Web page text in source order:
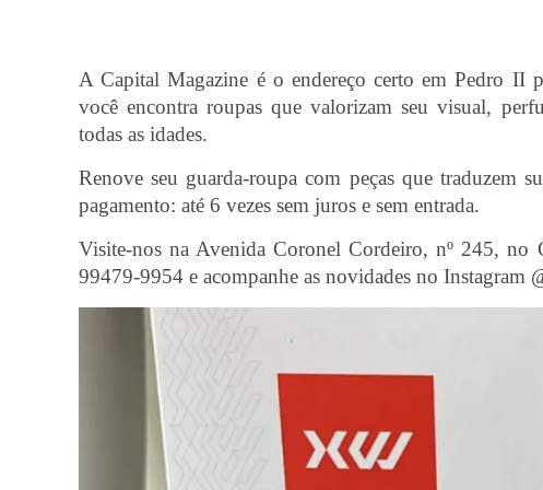
A Capital Magazine é o endereço certo em Pedro II
você encontra roupas que valorizam seu visual,
todas as idades.
Renove seu guarda-roupa com peças que traduzem
pagamento: até 6 vezes sem juros e sem entrada.
Visite-nos na Avenida Coronel Cordeiro, nº 245,
99479-9954 e acompanhe as novidades no Instagram